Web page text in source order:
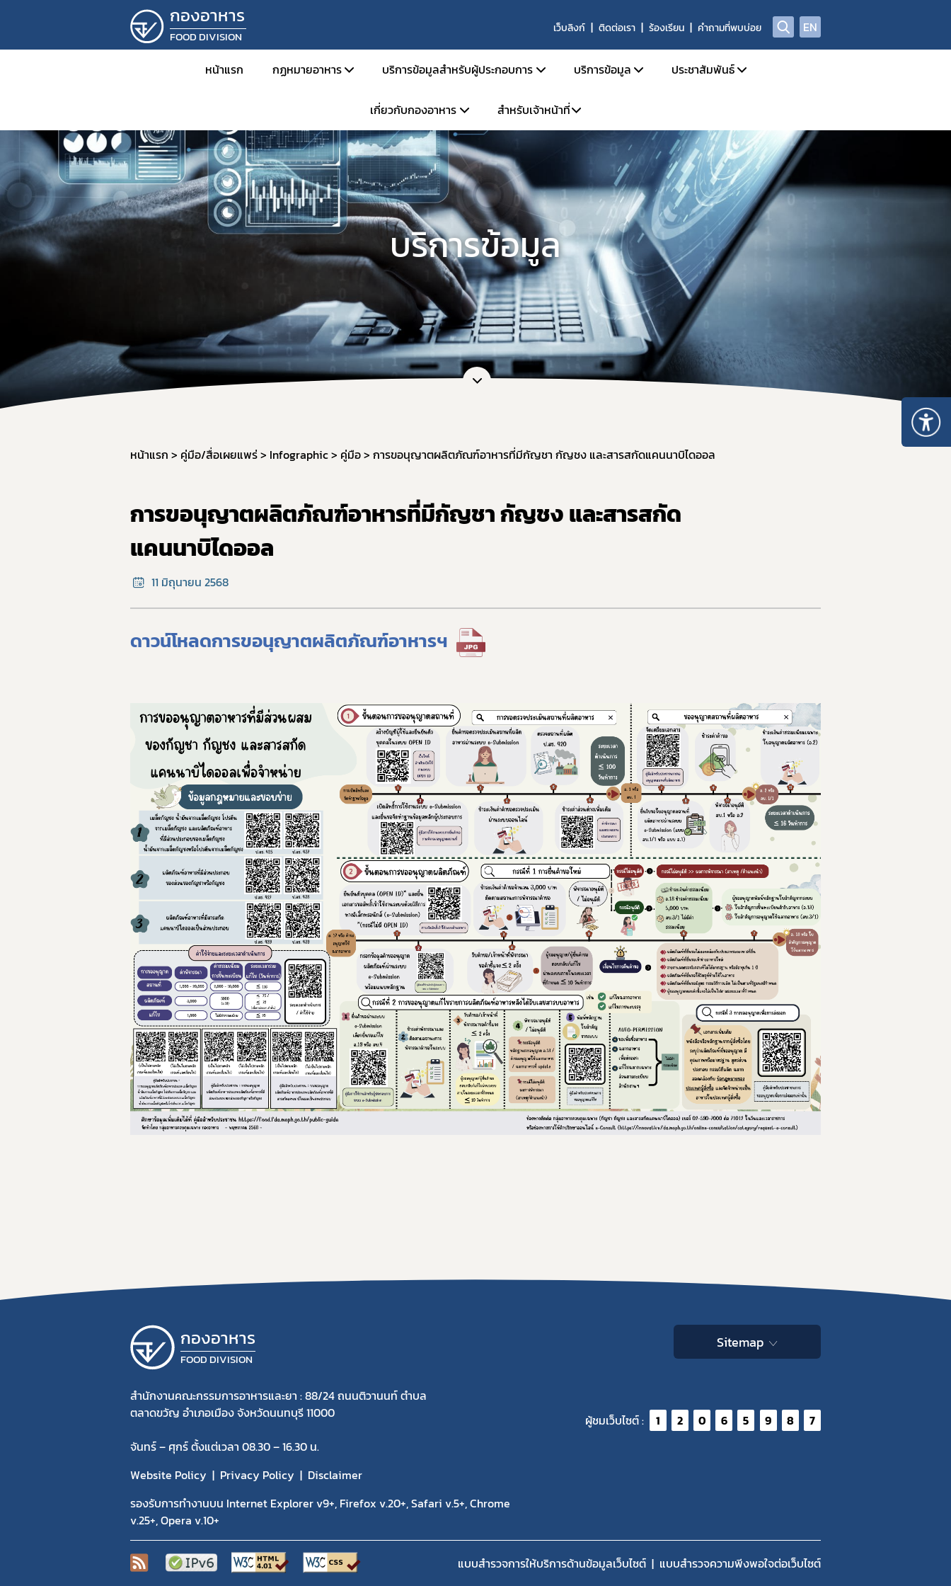
กองอาหาร
FOOD DIVISION
เว็บลิงก์ ติดต่อเรา ร้องเรียน คำถามที่พบบ่อย EN
หน้าแรก กฏหมายอาหาร
ข่าวสารด้านกฎหมายอาหาร
กฎหมายอาหารและกฎหมายลำดับรอง
พระราชบัญญัติอาหาร พ.ศ. 2522
กฎกระทรวงสาธารณสุข
ประกาศกระทรวงสาธารณสุข
ประกาศสำนักงานคณะกรรมการอาหารและยา
ระเบียบสำนักงานคณะกรรมการอาหารและยา
คำสั่งสำนักงานคณะกรรมการอาหารและยา
คำสั่งคณะกรรมการอาหาร
ผลิตภัณฑ์อาหาร
วัตถุเจือปนอาหาร
การใช้จุลินทรีย์โพรไบโอติกในอาหาร
มาตรฐานอาหารด้านจุลินทรีย์ที่ทำให้เกิดโรค
มาตรฐานอาหารที่มีสารพิษ-ยาสัตว์ตกค้าง
อาหารที่ห้ามผลิต นำเข้า หรือจำหน่าย
บริการข้อมูลสำหรับผู้ประกอบการ
คู่มือสำหรับประชาชน
การยื่นขออนุญาตด้านอาหาร
การขออนุญาต อย. สำหรับผลิตภัณฑ์ TOP HIT
หลักเกณฑ์ / ข้อกำหนด
ระบบ e-Submission
ระบบเลขเสมือน (FM,FG)
ระบบให้คำปรึกษาออนไลน์ (e-consult)
โปรแกรมสำหรับผู้ประกอบการ
หน่วยตรวจหรือหน่วยรับรองสถานที่ผลิตอาหาร
หน่วยตรวจวิเคราะห์อาหาร/ ภาชนะบรรจุอาหาร
หน่วยฝึกอบรมที่ขึ้นบัญชีกับ อย.
ข้อมูลการขออนุญาตผู้ประกอบการเศรษฐกิจฐานราก ให้ได้มาตรฐาน อย. และส่งออก
บริการข้อมูล
ตรวจสอบการอนุญาตผลิตภัณฑ์อาหาร
ข่าวสารด้านความปลอดภัยอาหาร
ผลิตภัณฑ์อาหารที่ผิดกฎหมาย และถูกถอนเลขสารบบ
ประกาศผลการตรวจพิสูจน์อาหาร
คู่มือ/สื่อเผยแพร่
คำถามที่พบบ่อย
ผู้เชี่ยวชาญ องค์กรผู้เชี่ยวชาญฯ ที่ขึ้นบัญชีกับ อย.
ประชาสัมพันธ์
ข่าวสารประชาสัมพันธ์
ข่าวสารด้านกฎหมายอาหาร
ข่าวสารด้านความปลอดภัยอาหาร
การอบรม / สัมมนา
รับสมัครงาน
ปฏิทินกิจกรรม
เกี่ยวกับกองอาหาร
โครงสร้างหน่วยงาน
วิสัยทัศน์ พันธกิจ
การดำเนินงานองค์กรคุณธรรมต้นแบบ
สำหรับเจ้าหน้าที่
ระบบ e-saraban
จองห้องประชุม
แบบฟอร์ม
บริการข้อมูล
หน้าแรก คู่มือ/สื่อเผยแพร่ Infographic คู่มือ การขอนุญาตผลิตภัณฑ์อาหารที่มีกัญชา กัญชง และสารสกัดแคนนาบิไดออล
การขอนุญาตผลิตภัณฑ์อาหารที่มีกัญชา กัญชง และสารสกัด
แคนนาบิไดออล
11 มิถุนายน 2568
ดาวน์โหลดการขอนุญาตผลิตภัณฑ์อาหารฯ
กองอาหาร
FOOD DIVISION
สำนักงานคณะกรรมการอาหารและยา : 88/24 ถนนติวานนท์ ตำบล
ตลาดขวัญ อำเภอเมือง จังหวัดนนทบุรี 11000
จันทร์ – ศุกร์ ตั้งแต่เวลา 08.30 – 16.30 น.
Website Policy
Privacy Policy
Disclaimer
รองรับการทำงานบน Internet Explorer v9+, Firefox v.20+, Safari v.5+, Chrome
v.25+, Opera v.10+
Sitemap
ผู้ชมเว็บไซต์ : 1 2 0 6 5 9 8 7
แบบสำรวจการให้บริการด้านข้อมูลเว็บไซต์ แบบสำรวจความพีงพอใจต่อเว็บไซต์